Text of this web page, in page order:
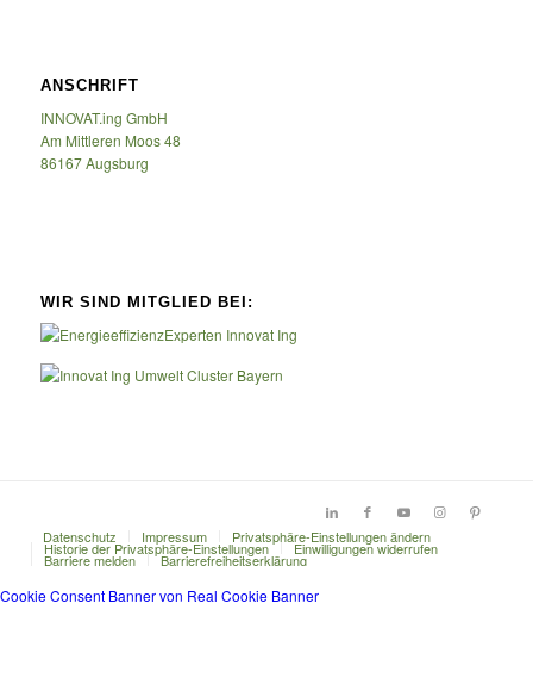
ANSCHRIFT
INNOVAT.ing GmbH
Am Mittleren Moos 48
86167 Augsburg
WIR SIND MITGLIED BEI:
Datenschutz Impressum Privatsphäre-Einstellungen ändern
Historie der Privatsphäre-Einstellungen Einwilligungen widerrufen
Barriere melden Barrierefreiheitserklärung
Cookie Consent Banner von Real Cookie Banner